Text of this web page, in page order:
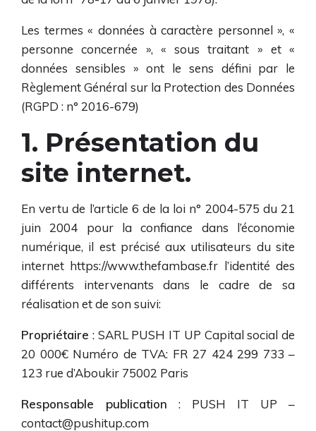
Les termes « données à caractère personnel », «
personne concernée », « sous traitant » et «
données sensibles » ont le sens défini par le
Règlement Général sur la Protection des Données
(RGPD : n° 2016-679)
1. Présentation du
site internet.
En vertu de l’article 6 de la loi n° 2004-575 du 21
juin 2004 pour la confiance dans l’économie
numérique, il est précisé aux utilisateurs du site
internet https://www.thefambase.fr l’identité des
différents intervenants dans le cadre de sa
réalisation et de son suivi:
Propriétaire : SARL PUSH IT UP Capital social de
20 000€ Numéro de TVA: FR 27 424 299 733 –
123 rue d’Aboukir 75002 Paris
Responsable publication : PUSH IT UP –
contact@pushitup.com